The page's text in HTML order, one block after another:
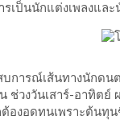
เป็นนักแต่งเพลงแล
บการณ์เส้นทางนักดน
วงวันเสาร์-อาทิตย์
งอดทนเพราะต้นทุ